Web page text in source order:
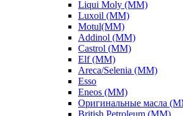
Liqui Moly (ММ)
Luxoil (ММ)
Motul(ММ)
Addinol (ММ)
Castrol (ММ)
Elf (ММ)
Areca/Selenia (ММ)
Esso
Eneos (ММ)
Оригинальные масла
British Petroleum (ММ)